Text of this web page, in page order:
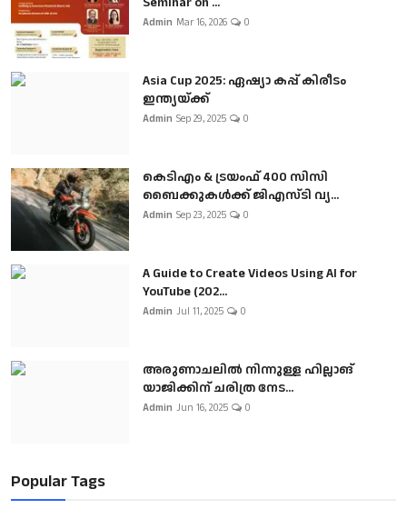
Admin Mar 16, 2026 0
Asia Cup 2025: ഏഷ്യാ കപ്പ് കിരീടം
ഇന്ത്യയ്ക്ക്
Admin Sep 29, 2025 0
കെടിഎം & ട്രയംഫ് 400 സിസി
ബൈക്കുകൾക്ക് ജിഎസ്ടി വ്യ...
Admin Sep 23, 2025 0
A Guide to Create Videos Using AI for
YouTube (202...
Admin Jul 11, 2025 0
അരുണാചലിൽ നിന്നുള്ള ഹില്ലാങ്
യാജിക്കിന് ചരിത്ര നേട...
Admin Jun 16, 2025 0
Popular Tags